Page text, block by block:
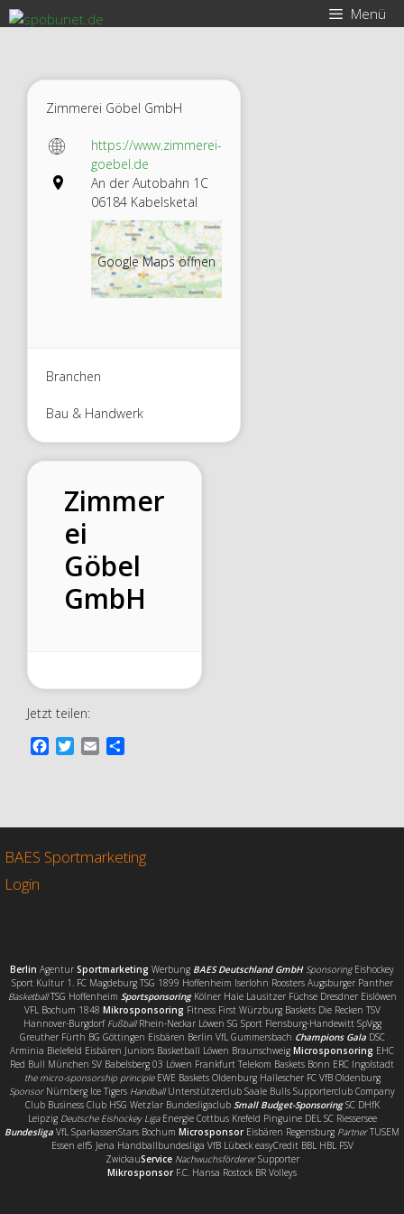
Zum
Inhalt
Menü
Zimmerei Göbel GmbH
https://www.zimmerei-
goebel.de
An der Autobahn 1C
06184 Kabelsketal
Google Maps öffnen
Branchen
Bau & Handwerk
Zimmer
ei
Göbel
GmbH
Jetzt teilen:
o
k
r
BAES Sportmarketing
Login
Berlin Agentur Sportmarketing Werbung BAES Deutschland GmbH SponsoringEishockey
Sport Kultur 1. FC Magdeburg TSG 1899 Hoffenheim Iserlohn Roosters Augsburger Panther
BasketballTSG Hoffenheim SportsponsoringKölner Haie Lausitzer Füchse Dresdner Eislöwen
VFL Bochum 1848 Mikrosponsoring Fitness First Würzburg Baskets Die Recken TSV
Hannover-Burgdorf FußballRhein-Neckar Löwen SG Sport Flensburg-Handewitt SpVgg
Greuther Fürth BG Göttingen Eisbären Berlin VfL Gummersbach Champions GalaDSC
Arminia Bielefeld Eisbären Juniors Basketball Löwen Braunschweig Microsponsoring EHC
Red Bull München SV Babelsberg 03 Löwen Frankfurt Telekom Baskets Bonn ERC Ingolstadt
the micro-sponsorship principleEWE Baskets Oldenburg Hallescher FC VfB Oldenburg
SponsorNürnberg Ice Tigers HandballUnterstützerclub Saale Bulls Supporterclub Company
Club Business Club HSG Wetzlar Bundesligaclub Small Budget-SponsoringSC DHfK
Leipzig Deutsche Eishockey LigaEnergie Cottbus Krefeld Pinguine DEL SC Riessersee
Bundesliga VfL SparkassenStars Bochum MicrosponsorEisbären Regensburg PartnerTUSEM
Essen elf5 Jena Handballbundesliga VfB Lübeck easyCredit BBL HBL FSV
ZwickauService NachwuchsfördererSupporter
MikrosponsorF.C. Hansa Rostock BR Volleys